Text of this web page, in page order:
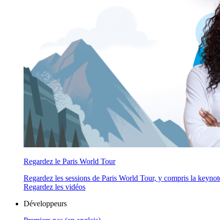
Regardez le Paris World Tour
Regardez les sessions de Paris World Tour, y compris la
Regardez les vidéos
Développeurs